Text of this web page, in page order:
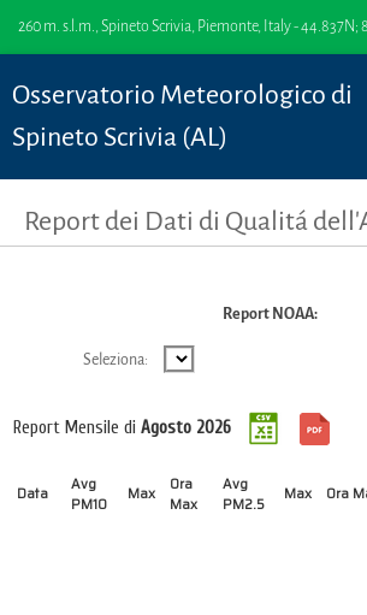
260 m. s.l.m., Spineto Scrivia, Piemonte, Italy - 44.837N;
Osservatorio Meteorologico di
Spineto Scrivia (AL)
Report dei Dati di Qualitá
Report NOAA:
Seleziona: